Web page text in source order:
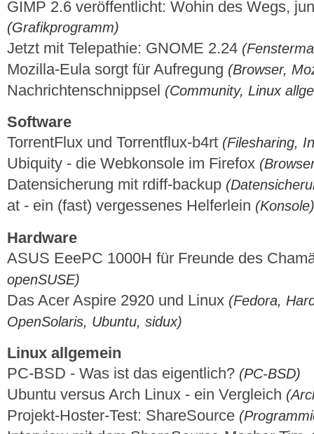
GIMP 2.6 veröffentlicht: Wohin des Wegs,
(Grafikprogramm)
Jetzt mit Telepathie: GNOME 2.24
Mozilla-Eula sorgt für Aufregung (Browser,
Nachrichtenschnippsel (Community, Linux
Software
TorrentFlux und Torrentflux-b4rt (Filesharing,
Ubiquity - die Webkonsole im Firefox
Datensicherung mit rdiff-backup
at - ein (fast) vergessenes Helferlein (Konsole)
Hardware
ASUS EeePC 1000H für Freunde des
openSUSE)
Das Acer Aspire 2920 und Linux (Fedora,
OpenSolaris, Ubuntu, sidux)
Linux allgemein
PC-BSD - Was ist das eigentlich? (PC-BSD)
Ubuntu versus Arch Linux - ein Vergleich
Projekt-Hoster-Test: ShareSource